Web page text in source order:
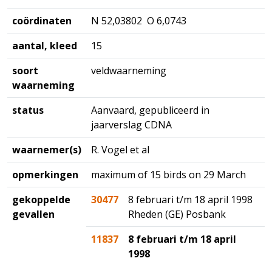
coördinaten
N 52,03802 O 6,0743
aantal, kleed
15
soort
waarneming
veldwaarneming
status
Aanvaard, gepubliceerd in
jaarverslag CDNA
waarnemer(s)
R. Vogel et al
opmerkingen
maximum of 15 birds on 29 March
gekoppelde
gevallen
30477
8 februari t/m 18 april 1998
Rheden (GE) Posbank
11837
8 februari t/m 18 april
1998